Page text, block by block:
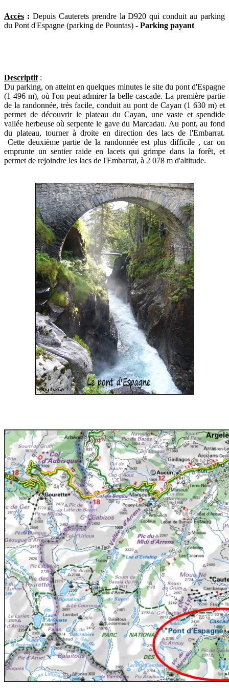
Accès : Depuis Cauterets prendre la D920 qui conduit au parking
du Pont d'Espagne (parking de Pountas) - Parking payant
Descriptif:
Du parking, on atteint en quelques minutes le site du pont d'Espagne
(1 496 m), où l'on peut admirer la belle cascade. La première partie
de la randonnée, très facile, conduit au pont de Cayan (1 630 m) et
permet de découvrir le plateau du Cayan, une vaste et spendide
vallée herbeuse où serpente le gave du Marcadau. Au pont, au fond
du plateau, tourner à droite en direction des lacs de l'Embarrat.
Cette deuxième partie de la randonnée est plus difficile , car on
emprunte un sentier raide en lacets qui grimpe dans la forêt, et
permet de rejoindre les lacs de l'Embarrat, à 2 078 m d'altitude.